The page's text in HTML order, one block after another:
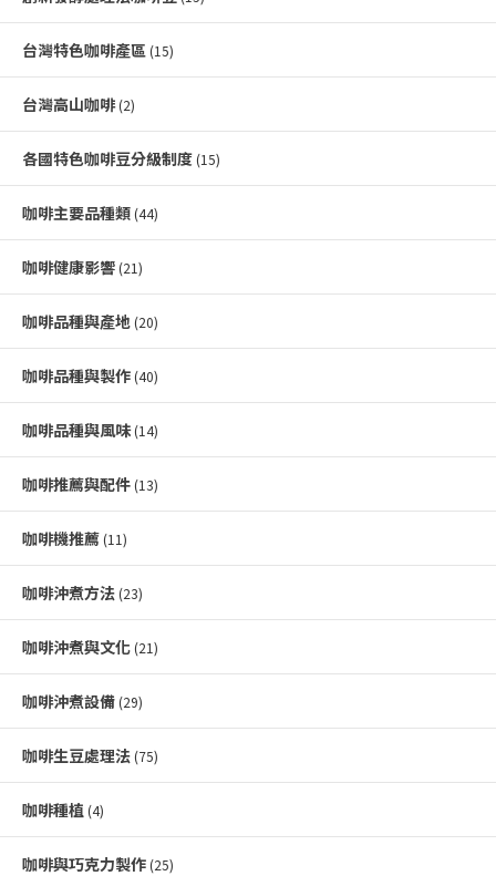
台灣特色咖啡產區 (15)
台灣高山咖啡(2)
各國特色咖啡豆分級制度 (15)
咖啡主要品種類 (44)
咖啡健康影響 (21)
咖啡品種與產地 (20)
咖啡品種與製作 (40)
咖啡品種與風味(14)
咖啡推薦與配件 (13)
咖啡機推薦 (11)
咖啡沖煮方法 (23)
咖啡沖煮與文化 (21)
咖啡沖煮設備 (29)
咖啡生豆處理法 (75)
咖啡種植 (4)
咖啡與巧克力製作 (25)